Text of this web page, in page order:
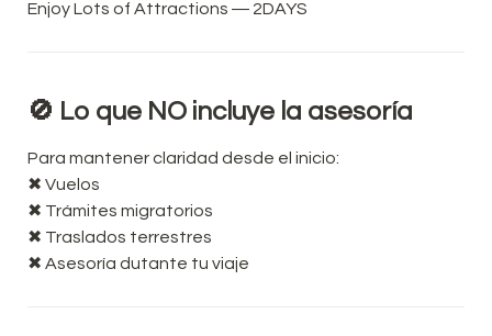
Enjoy Lots of Attractions ― 2DAYS
🚫 Lo que NO incluye la asesoría
Para mantener claridad desde el inicio:
✖ Traslados terrestres
✖ Asesoría dutante tu viaje